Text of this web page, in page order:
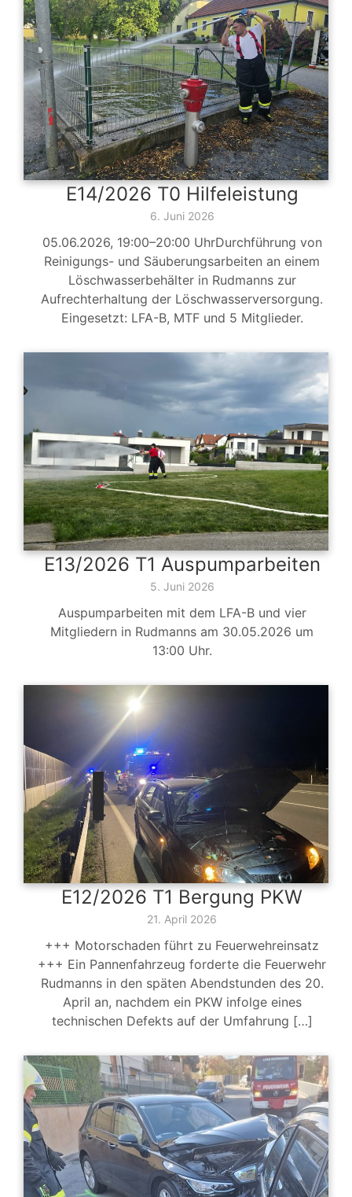
E14/2026 T0 Hilfeleistung
6. Juni 2026
05.06.2026, 19:00–20:00 UhrDurchführung von
Reinigungs- und Säuberungsarbeiten an einem
Löschwasserbehälter in Rudmanns zur
Aufrechterhaltung der Löschwasserversorgung.
Eingesetzt: LFA-B, MTF und 5 Mitglieder.
E13/2026 T1 Auspumparbeiten
5. Juni 2026
Auspumparbeiten mit dem LFA-B und vier
Mitgliedern in Rudmanns am 30.05.2026 um
13:00 Uhr.
E12/2026 T1 Bergung PKW
21. April 2026
+++ Motorschaden führt zu Feuerwehreinsatz
+++ Ein Pannenfahrzeug forderte die Feuerwehr
Rudmanns in den späten Abendstunden des 20.
April an, nachdem ein PKW infolge eines
technischen Defekts auf der Umfahrung […]